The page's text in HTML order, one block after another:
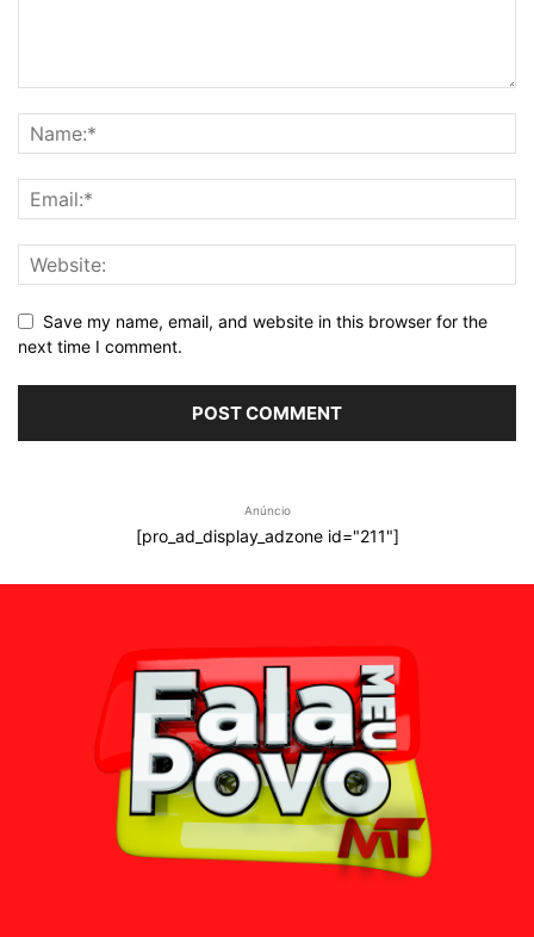
Save my name, email, and website in this browser for the
next time I comment.
Anúncio
[pro_ad_display_adzone id="211"]